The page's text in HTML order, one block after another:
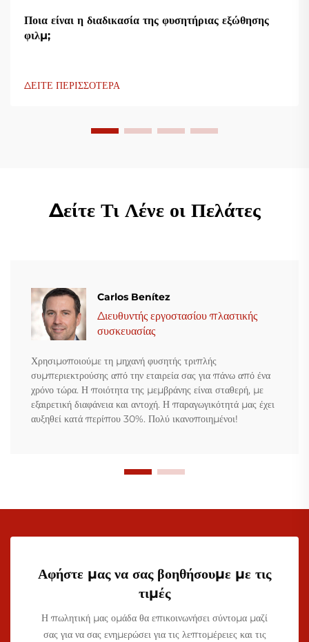
Ποια είναι η διαδικασία της φυσητήριας εξώθησης
φιλμ;
ΔΕΙΤΕ ΠΕΡΙΣΣΟΤΕΡΑ
Δείτε Τι Λένε οι Πελάτες
Carlos Benítez
Διευθυντής εργοστασίου πλαστικής
συσκευασίας
Χρησιμοποιούμε τη μηχανή φυσητής τριπλής
συμπεριεκτρούσης από την εταιρεία σας για πάνω από ένα
χρόνο τώρα. Η ποιότητα της μεμβράνης είναι σταθερή, με
εξαιρετική διαφάνεια και αντοχή. Η παραγωγικότητά μας έχει
αυξηθεί κατά περίπου 30%. Πολύ ικανοποιημένοι!
Αφήστε μας να σας βοηθήσουμε με τις
τιμές
Η πωλητική μας ομάδα θα επικοινωνήσει σύντομα μαζί
σας για να σας ενημερώσει για τις λεπτομέρειες και τις